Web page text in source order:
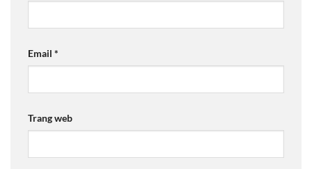
Email *
Trang web